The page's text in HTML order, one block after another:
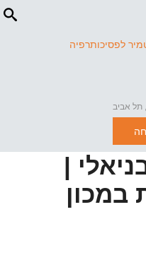
לפסיכותרפיה
|
במכון